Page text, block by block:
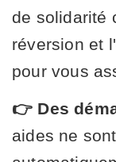
de solidarité
réversion et
pour vous
👉 Des
aides ne